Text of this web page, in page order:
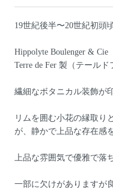
19世紀後半〜20世紀初頭
Hippolyte Boulenger & Cie
Terre de Fer 製（テール
繊細なボタニカル装飾が
リムを囲む小花の縁取り
が、静かで上品な存在感
上品な雰囲気で優雅で落
一部に欠けがありますが